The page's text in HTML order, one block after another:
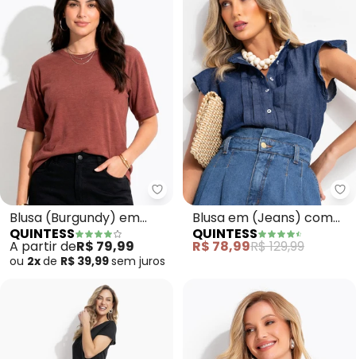
Quintess - Blusa (Burgundy)
Blusa (Burgundy) em
Malha Canelada
QUINTESS
A partir deR$ 79,99
ou 2xde R$ 39,99sem juros
Blusa em (Jeans) com
Pregas e Mangas em
Babados
QUINTESS
R$ 78,99R$ 129,99